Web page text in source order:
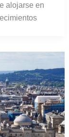
alojarse en